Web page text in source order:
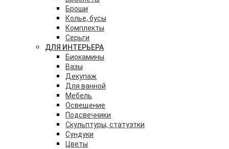
Броши
Колье, бусы
Комплекты
Серьги
ДЛЯ ИНТЕРЬЕРА
Биокамины
Вазы
Декупаж
Для ванной
Мебель
Освещение
Подсвечники
Скульптуры, статуэтки
Сундуки
Цветы